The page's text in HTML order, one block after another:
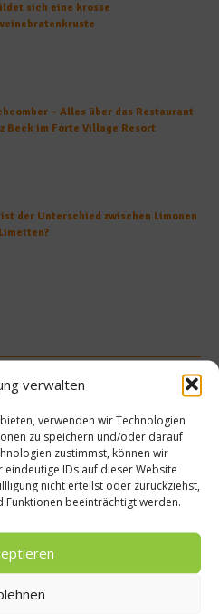
verwalten
verwenden wir Technologien
zu speichern und/oder darauf
zustimmst, können wir
IDs auf dieser Website
nicht erteilst oder zurückziehst,
beeinträchtigt werden.
sich eine krosse
– Alles über das Restaurant
Beck im Forte Village Resort
ist der Unterschied zwischen Limonen
Weg mit dem
n Nina